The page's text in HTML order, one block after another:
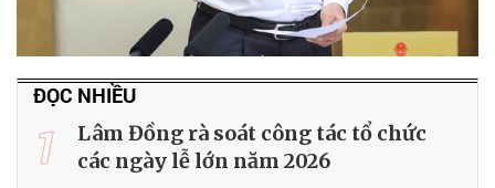
ĐỌC NHIỀU
1
Lâm Đồng rà soát công tác tổ chức
các ngày lễ lớn năm 2026